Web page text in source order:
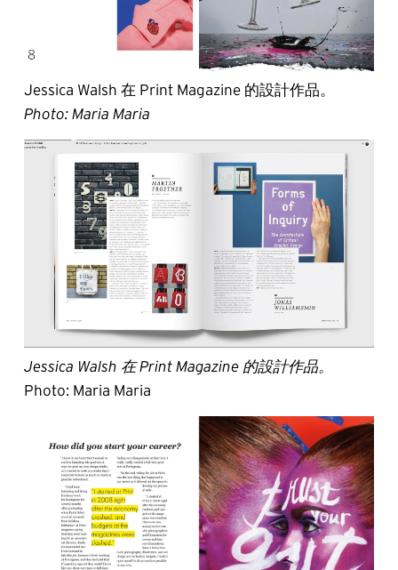
Jessica Walsh 在 Print Magazine 的設計作品。
Photo: Maria Maria
Jessica Walsh 在 Print Magazine 的設計作品。
Photo: Maria Maria